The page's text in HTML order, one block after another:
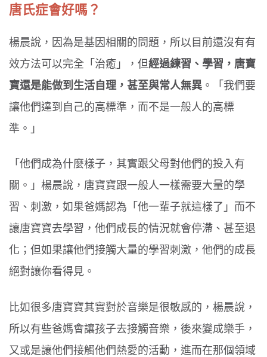
唐氏症會好嗎？
楊晨說，因為是基因相關的問題，所以目前還沒有有
效方法可以完全「治癒」，但經過練習、學習，唐寶
寶還是能做到生活自理，甚至與常人無異 。「我們要
讓他們達到自己的高標準，而不是一般人的高標
準。」
「他們成為什麼樣子，其實跟父母對他們的投入有
關。」楊晨說，唐寶寶跟一般人一樣需要大量的學
習、刺激，如果爸媽認為「他一輩子就這樣了」而不
讓唐寶寶去學習，他們成長的情況就會停滯、甚至退
化；但如果讓他們接觸大量的學習刺激，他們的成長
絕對讓你看得見。
比如很多唐寶寶其實對於音樂是很敏感的，楊晨說，
所以有些爸媽會讓孩子去接觸音樂，後來變成樂手，
又或是讓他們接觸他們熱愛的活動，進而在那個領域